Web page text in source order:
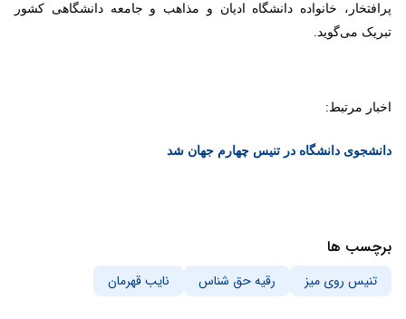
پرافتخار، خانواده دانشگاه ادیان و مذاهب و جامعه دانشگاهی کشور
تبریک می‌گوید.
اخبار مرتبط:
دانشجوی دانشگاه در تنیس چهارم جهان شد
برچسب ها
تنیس روی میز رقیه حق شناس نایب قهرمان